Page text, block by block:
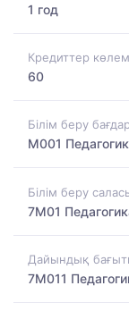
1 год
Кредиттер
60
Білім беру
M001
Білім беру
7M01
Дайындық
7M011